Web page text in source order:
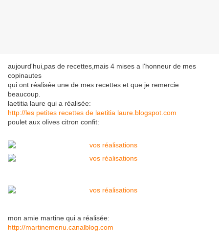
aujourd'hui,pas de recettes,mais 4 mises a l'honneur de mes
copinautes
qui ont réalisée une de mes recettes et que je remercie
beaucoup.
laetitia laure qui a réalisée:
http://les petites recettes de laetitia laure.blogspot.com
poulet aux olives citron confit:
mon amie martine qui a réalisée:
http://martinemenu.canalblog.com